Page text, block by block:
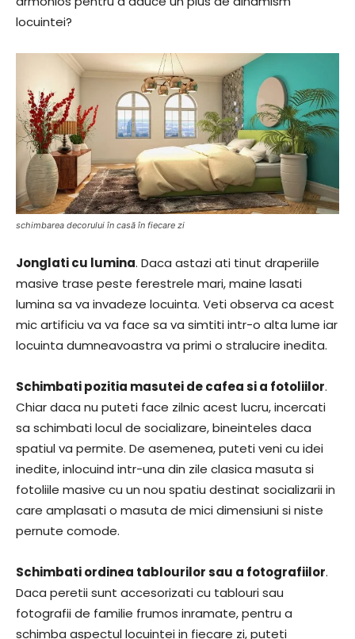
locuintei?
schimbarea decorului în casă în fiecare zi
Jonglati cu lumina. Daca astazi ati tinut draperiile
masive trase peste ferestrele mari, maine lasati
lumina sa va invadeze locuinta. Veti observa ca acest
mic artificiu va va face sa va simtiti intr-o alta lume iar
locuinta dumneavoastra va primi o stralucire inedita.
Schimbati pozitia masutei de cafea si a fotoliilor.
Chiar daca nu puteti face zilnic acest lucru, incercati
sa schimbati locul de socializare, bineinteles daca
spatiul va permite. De asemenea, puteti veni cu idei
inedite, inlocuind intr-una din zile clasica masuta si
fotoliile masive cu un nou spatiu destinat socializarii in
care amplasati o masuta de mici dimensiuni si niste
pernute comode.
Schimbati ordinea tablourilor sau a fotografiilor.
Daca peretii sunt accesorizati cu tablouri sau
fotografii de familie frumos inramate, pentru a
schimba aspectul locuintei in fiecare zi, puteti